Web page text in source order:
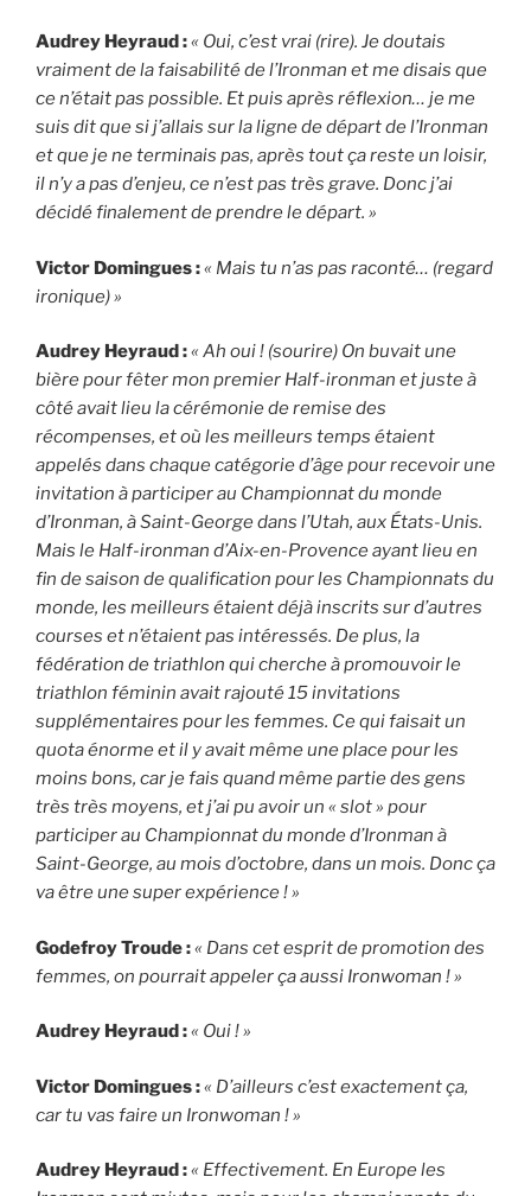
Audrey Heyraud :« Oui, c’est vrai (rire). Je doutais
vraiment de la faisabilité de l’Ironman et me disais que
ce n’était pas possible. Et puis après réflexion… je me
suis dit que si j’allais sur la ligne de départ de l’Ironman
et que je ne terminais pas, après tout ça reste un loisir,
il n’y a pas d’enjeu, ce n’est pas très grave. Donc j’ai
décidé finalement de prendre le départ. »
Victor Domingues :« Mais tu n’as pas raconté… (regard
ironique) »
Audrey Heyraud :« Ah oui ! (sourire) On buvait une
bière pour fêter mon premier Half-ironman et juste à
côté avait lieu la cérémonie de remise des
récompenses, et où les meilleurs temps étaient
appelés dans chaque catégorie d’âge pour recevoir une
invitation à participer au Championnat du monde
d’Ironman, à Saint-George dans l’Utah, aux États-Unis.
Mais le Half-ironman d’Aix-en-Provence ayant lieu en
fin de saison de qualification pour les Championnats du
monde, les meilleurs étaient déjà inscrits sur d’autres
courses et n’étaient pas intéressés. De plus, la
fédération de triathlon qui cherche à promouvoir le
triathlon féminin avait rajouté 15 invitations
supplémentaires pour les femmes. Ce qui faisait un
quota énorme et il y avait même une place pour les
moins bons, car je fais quand même partie des gens
très très moyens, et j’ai pu avoir un « slot » pour
participer au Championnat du monde d’Ironman à
Saint-George, au mois d’octobre, dans un mois. Donc ça
va être une super expérience ! »
Godefroy Troude :« Dans cet esprit de promotion des
femmes, on pourrait appeler ça aussi Ironwoman ! »
Audrey Heyraud :« Oui ! »
Victor Domingues :« D’ailleurs c’est exactement ça,
car tu vas faire un Ironwoman ! »
Audrey Heyraud :« Effectivement. En Europe les